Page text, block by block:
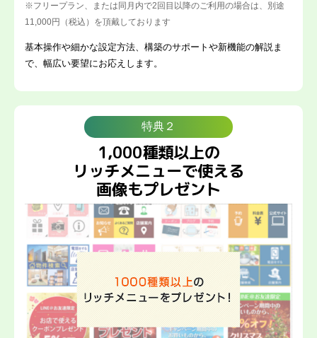
※フリープラン、または同月内で2回目以降のご利用の場合は、別途
11,000円（税込）を頂戴しております
基本操作や細かな設定方法、構築のサポートや新機能の解説ま
で、幅広い要望にお応えします。
特典２
1,000種類以上の
リッチメニューで使える
画像もプレゼント